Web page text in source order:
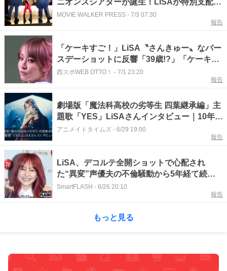
ニオンズシアターが誕生！LiSAが特別支配人
に就任
MOVIE WALKER PRESS - 7/3 07:30
報告
「ケーキすご！」LiSA〝さんきゅー〟なバー
スデーショットに反響「39歳!?」「ケーキ食
べ過ぎないように」「でらおめでとーーーー
西スポWEB OTTO！ - 7/1 23:20
報告
劇場版「魔法科高校の劣等生 四葉継承編」主
題歌「YES」LiSAさんインタビュー｜10年の
時を経て大人になった“今だからこそ”たどり
アニメイトタイムズ - 6/29 19:00
報告
LiSA、デコルテ全開ショットで心配され
た“異変”声優夫の不倫騒動から5年経て続
く“孤軍奮闘”
SmartFLASH - 6/26 20:10
報告
もっと見る